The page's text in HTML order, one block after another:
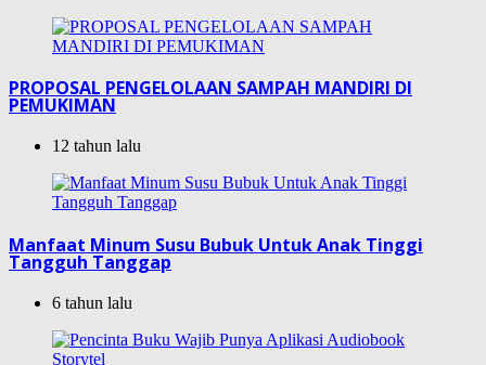
PROPOSAL PENGELOLAAN SAMPAH MANDIRI DI
PEMUKIMAN
12 tahun lalu
Manfaat Minum Susu Bubuk Untuk Anak Tinggi
Tangguh Tanggap
6 tahun lalu